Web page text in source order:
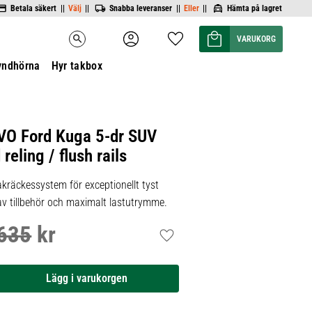
Betala säkert || Välj || Snabba leveranser || Eller || Hämta på lagret
search Favoriter
Kundvagn
Hyr takbox
Ford Kuga 5-dr SUV
/ flush rails
för exceptionellt tyst
tillbehör och maximalt lastutrymme.
pris:
kr Lägg till i favoriter